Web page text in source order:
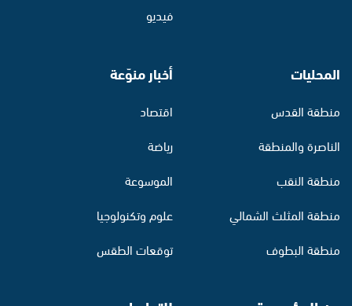
فيديو
المحليات
منطقة القدس
الناصرة والمنطقة
منطقة النقب
منطقة المثلث الشمالي
منطقة البطوف
أخبار منوّعة
اقتصاد
رياضة
الموسوعة
علوم وتكنولوجيا
توقعات الطقس